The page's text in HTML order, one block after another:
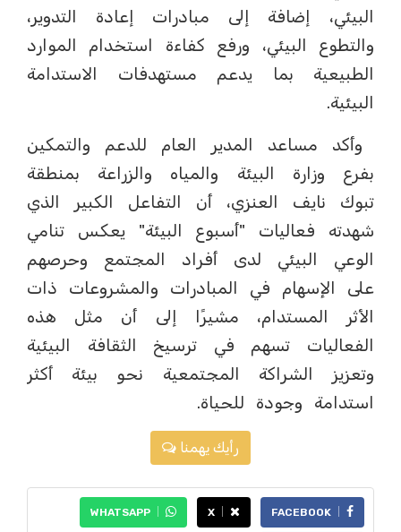
البيئي، إضافة إلى مبادرات إعادة التدوير،
والتطوع البيئي، ورفع كفاءة استخدام الموارد
الطبيعية بما يدعم مستهدفات الاستدامة
البيئية.
وأكد مساعد المدير العام للدعم والتمكين
بفرع وزارة البيئة والمياه والزراعة بمنطقة
تبوك نايف العنزي، أن التفاعل الكبير الذي
شهدته فعاليات "أسبوع البيئة" يعكس تنامي
الوعي البيئي لدى أفراد المجتمع وحرصهم
على الإسهام في المبادرات والمشروعات ذات
الأثر المستدام، مشيرًا إلى أن مثل هذه
الفعاليات تسهم في ترسيخ الثقافة البيئية
وتعزيز الشراكة المجتمعية نحو بيئة أكثر
استدامة وجودة للحياة.
رأيك يهمنا
FACEBOOK
X
WHATSAPP